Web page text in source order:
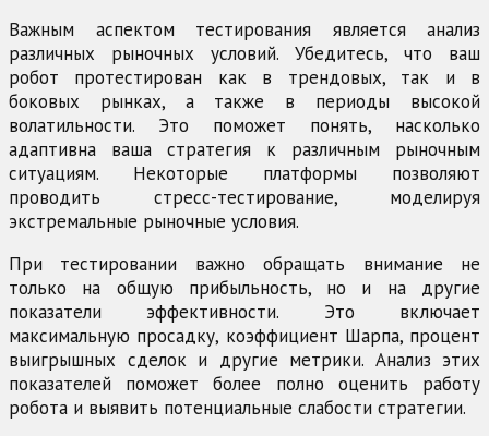
Важным аспектом тестирования является анализ
различных рыночных условий. Убедитесь, что ваш
робот протестирован как в трендовых, так и в
боковых рынках, а также в периоды высокой
волатильности. Это поможет понять, насколько
адаптивна ваша стратегия к различным рыночным
ситуациям. Некоторые платформы позволяют
проводить стресс-тестирование, моделируя
экстремальные рыночные условия.
При тестировании важно обращать внимание не
только на общую прибыльность, но и на другие
показатели эффективности. Это включает
максимальную просадку, коэффициент Шарпа, процент
выигрышных сделок и другие метрики. Анализ этих
показателей поможет более полно оценить работу
робота и выявить потенциальные слабости стратегии.